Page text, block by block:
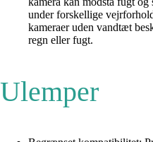
under forskellige
kameraer uden vandtæt
regn eller fugt.
Ulemper